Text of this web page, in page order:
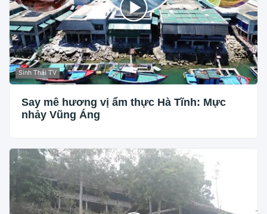
Sinh Thái TV
Say mê hương vị ẩm thực Hà Tĩnh: Mực
nhảy Vũng Áng